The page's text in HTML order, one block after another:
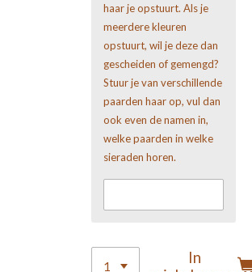
haar je opstuurt. Als je
meerdere kleuren
opstuurt, wil je deze dan
gescheiden of gemengd?
Stuur je van verschillende
paarden haar op, vul dan
ook even de namen in,
welke paarden in welke
sieraden horen.
In